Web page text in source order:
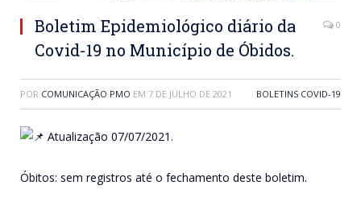
Boletim Epidemiológico diário da
Covid-19 no Município de Óbidos.
0
POR COMUNICAÇÃO PMO EM 7 DE JULHO DE 2021 BOLETINS COVID-19
Atualização 07/07/2021.
Óbitos: sem registros até o fechamento deste boletim.